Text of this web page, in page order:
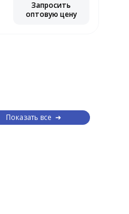
Запросить
оптовую цену
Показать все